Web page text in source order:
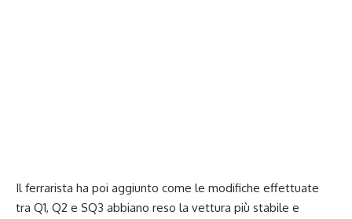
Il ferrarista ha poi aggiunto come le modifiche effettuate
tra Q1, Q2 e SQ3 abbiano reso la vettura più stabile e